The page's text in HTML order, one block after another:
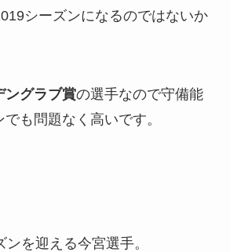
シーズンになるのではないか
ングラブ賞の選手なので守備能
も問題なく高いです。
を迎える今宮選手。